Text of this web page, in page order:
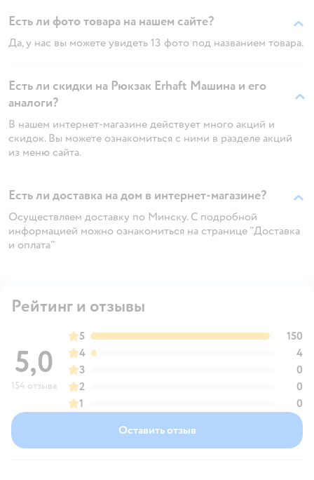
Есть ли фото товара на нашем сайте?
Да, у нас вы можете увидеть 13 фото под названием товара.
Есть ли скидки на Рюкзак Erhaft Машина и его
аналоги?
В нашем интернет-магазине действует много акций и
скидок. Вы можете ознакомиться с ними в разделе акций
из меню сайта.
Есть ли доставка на дом в интернет-магазине?
Осуществляем доставку по Минску. С подробной
информацией можно ознакомиться на странице "Доставка
и оплата"
Рейтинг и отзывы
5,0
154 отзыва
5
150
4
4
3
0
2
0
1
0
Оставить отзыв